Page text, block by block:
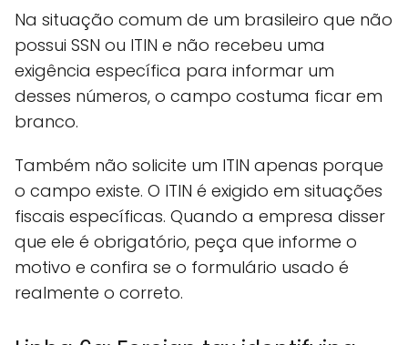
Na situação comum de um brasileiro que não
possui SSN ou ITIN e não recebeu uma
exigência específica para informar um
desses números, o campo costuma ficar em
branco.
Também não solicite um ITIN apenas porque
o campo existe. O ITIN é exigido em situações
fiscais específicas. Quando a empresa disser
que ele é obrigatório, peça que informe o
motivo e confira se o formulário usado é
realmente o correto.